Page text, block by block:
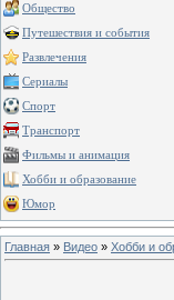
Общество
Путешествия и события
Развлечения
Сериалы
Спорт
Транспорт
Фильмы и анимация
Хобби и образование
Юмор
Главная » Видео » Хобби и